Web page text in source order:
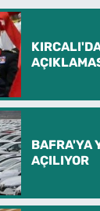
BAFRA'YA
AÇILIYOR